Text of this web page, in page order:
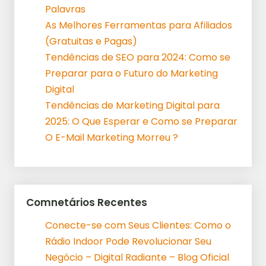
Palavras
As Melhores Ferramentas para Afiliados
(Gratuitas e Pagas)
Tendências de SEO para 2024: Como se
Preparar para o Futuro do Marketing
Digital
Tendências de Marketing Digital para
2025: O Que Esperar e Como se Preparar
O E-Mail Marketing Morreu ?
Comnetários Recentes
Conecte-se com Seus Clientes: Como o
Rádio Indoor Pode Revolucionar Seu
Negócio – Digital Radiante – Blog Oficial